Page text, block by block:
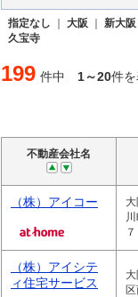
指定なし ｜ 大阪 ｜ 新大阪
久宝寺
199 件中 1～20件
不動産会社名
（株）アイコー
７
（株）アイシテ
ィ住宅サービス